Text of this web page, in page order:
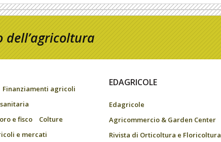
dell’agricoltura
Finanziamenti agricoli
e fisco
Colture
e mercati
EDAGRICOLE
Edagricole
Agricommercio & Garden Center
Rivista di Orticoltura e Floricoltura